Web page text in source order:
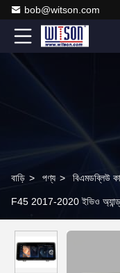
bob@witson.com
বাড়ি > পণ্য > বিএমডব্লিউ
F45 2017-2020 ইভিও